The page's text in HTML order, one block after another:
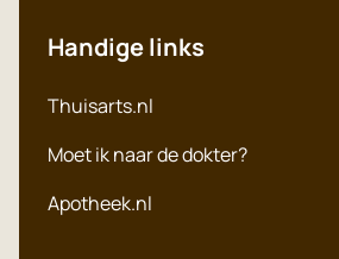
Handige links
Thuisarts.nl
Moet ik naar de dokter?
Apotheek.nl